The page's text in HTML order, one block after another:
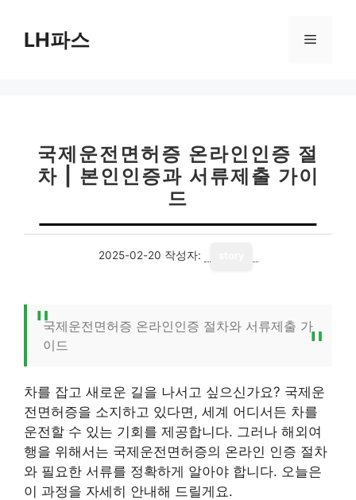
LH파스 메
국제운전면허증 온라인인증 절
차 | 본인인증과 서류제출 가이
드
2025-02-20 작성자:
국제운전면허증 온라인인증 절차와 서류제출 가
이드
차를 잡고 새로운 길을 나서고 싶으신가요? 국제운
전면허증을 소지하고 있다면, 세계 어디서든 차를
운전할 수 있는 기회를 제공합니다. 그러나 해외여
행을 위해서는 국제운전면허증의 온라인 인증 절차
와 필요한 서류를 정확하게 알아야 합니다. 오늘은
이 과정을 자세히 안내해 드릴게요.